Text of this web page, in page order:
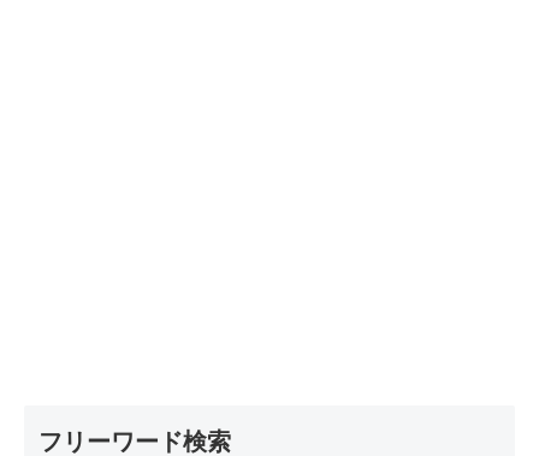
フリーワード検索